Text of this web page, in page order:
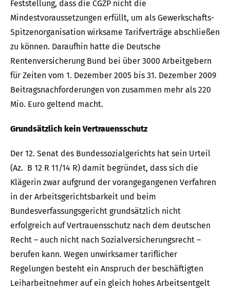
Feststellung, dass die CGZP nicht die
Mindestvoraussetzungen erfüllt, um als Gewerkschafts-
Spitzenorganisation wirksame Tarifverträge abschließen
zu können. Daraufhin hatte die Deutsche
Rentenversicherung Bund bei über 3000 Arbeitgebern
für Zeiten vom 1. Dezember 2005 bis 31. Dezember 2009
Beitragsnachforderungen von zusammen mehr als 220
Mio. Euro geltend macht.
Grundsätzlich kein Vertrauensschutz
Der 12. Senat des Bundessozialgerichts hat sein Urteil
(Az. B 12 R 11/14 R) damit begründet, dass sich die
Klägerin zwar aufgrund der vorangegangenen Verfahren
in der Arbeitsgerichtsbarkeit und beim
Bundesverfassungsgericht grundsätzlich nicht
erfolgreich auf Vertrauensschutz nach dem deutschen
Recht – auch nicht nach Sozialversicherungsrecht –
berufen kann. Wegen unwirksamer tariflicher
Regelungen besteht ein Anspruch der beschäftigten
Leiharbeitnehmer auf ein gleich hohes Arbeitsentgelt